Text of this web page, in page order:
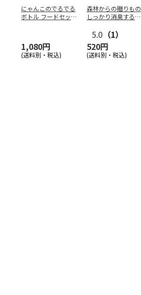
にゃんこのでるでる
ボトル フードセッ
1,080円
(送料別・税込)
森林からの贈りもの
しっかり消臭するひ
5.0 （1）
520円
(送料別・税込)